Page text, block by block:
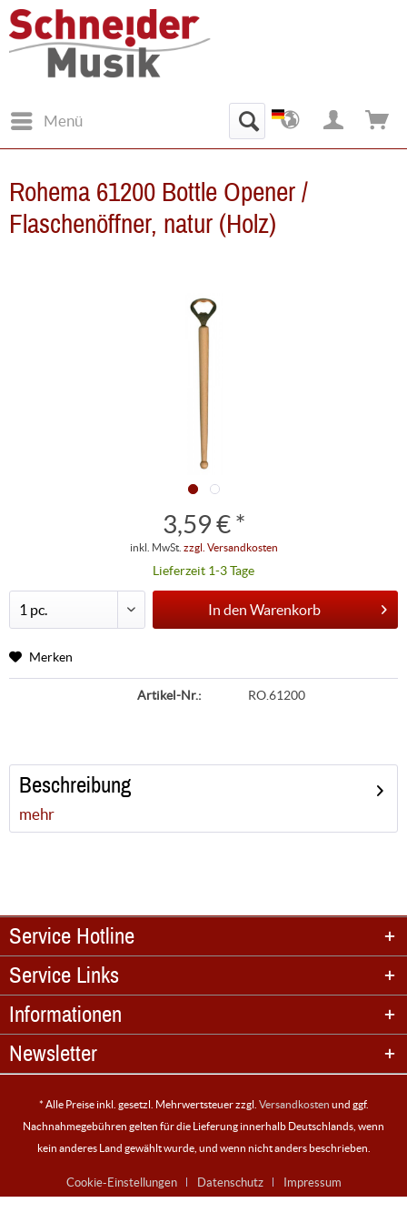
Menü
Rohema 61200 Bottle Opener /
Flaschenöffner, natur (Holz)
3,59 € *
inkl. MwSt. zzgl. Versandkosten
Lieferzeit 1-3 Tage
In den Warenkorb
Merken
Artikel-Nr.: RO.61200
Beschreibung
mehr
Service Hotline
Service Links
Informationen
Newsletter
* Alle Preise inkl. gesetzl. Mehrwertsteuer zzgl. Versandkosten und ggf.
Nachnahmegebühren gelten für die Lieferung innerhalb Deutschlands, wenn
kein anderes Land gewählt wurde, und wenn nicht anders beschrieben.
Cookie-Einstellungen Datenschutz Impressum